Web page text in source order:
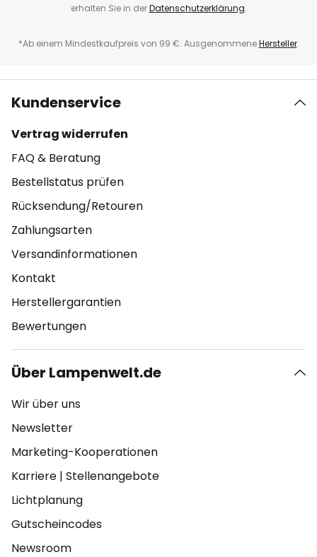
erhalten Sie in derDatenschutzerklärung.
*Ab einem Mindestkaufpreis von 99 €. AusgenommeneHersteller.
Kundenservice
Vertrag widerrufen
FAQ & Beratung
Bestellstatus prüfen
Rücksendung/Retouren
Zahlungsarten
Versandinformationen
Kontakt
Herstellergarantien
Bewertungen
Über Lampenwelt.de
Wir über uns
Newsletter
Marketing-Kooperationen
Karriere | Stellenangebote
Lichtplanung
Gutscheincodes
Newsroom